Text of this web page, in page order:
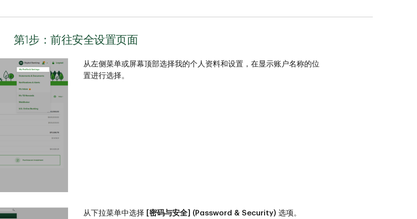
第1步：前往安全设置页面
从左侧菜单或屏幕顶部选择我的个人资料和设置，在显示账户名称的位
置进行选择。
从下拉菜单中选择 [密码与安全] (Password & Security) 选项。